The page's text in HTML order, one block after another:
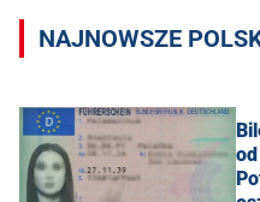
NAJNOWSZE